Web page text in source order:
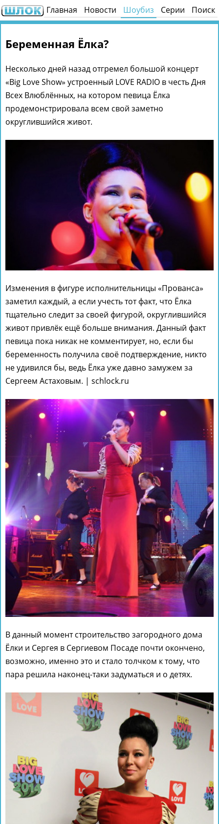
Главная Новости Шоубиз Серии Поиск
Беременная Ёлка?
Несколько дней назад отгремел большой концерт
«Big Love Show» устроенный LOVE RADIO в честь Дня
Всех Влюблённых, на котором певица Ёлка
продемонстрировала всем свой заметно
округлившийся живот.
Изменения в фигуре исполнительницы «Прованса»
заметил каждый, а если учесть тот факт, что Ёлка
тщательно следит за своей фигурой, округлившийся
живот привлёк ещё больше внимания. Данный факт
певица пока никак не комментирует, но, если бы
беременность получила своё подтверждение, никто
не удивился бы, ведь Ёлка уже давно замужем за
Сергеем Астаховым. | schlock.ru
В данный момент строительство загородного дома
Ёлки и Сергея в Сергиевом Посаде почти окончено,
возможно, именно это и стало толчком к тому, что
пара решила наконец-таки задуматься и о детях.